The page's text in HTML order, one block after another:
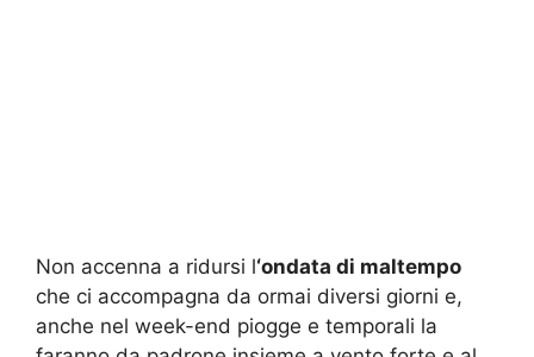
Non accenna a ridursi l‘ondata di maltempo
che ci accompagna da ormai diversi giorni e,
anche nel week-end piogge e temporali la